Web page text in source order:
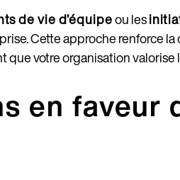
de vie d’équipeou les
Cette approche renforce
votre organisation valorise
en faveur